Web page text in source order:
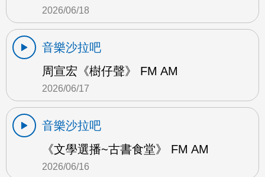
2026/06/18
音樂沙拉吧
周宣宏《樹仔聲》 FM AM
2026/06/17
音樂沙拉吧
《文學選播~古書食堂》 FM AM
2026/06/16